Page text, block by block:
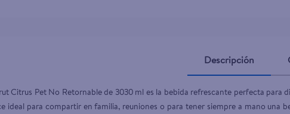
Descripción
Citrus Pet No Retornable de 3030 ml es la bebida refrescante perfecta
ideal para compartir en familia, reuniones o para tener siempre a mano